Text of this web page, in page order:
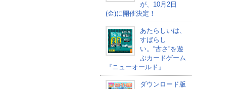
が、10月2日
(金)に開催決定！
あたらしいは、
すばらし
い。“古さ”を遊
ぶカードゲーム
『ニューオールド』
ダウンロード版